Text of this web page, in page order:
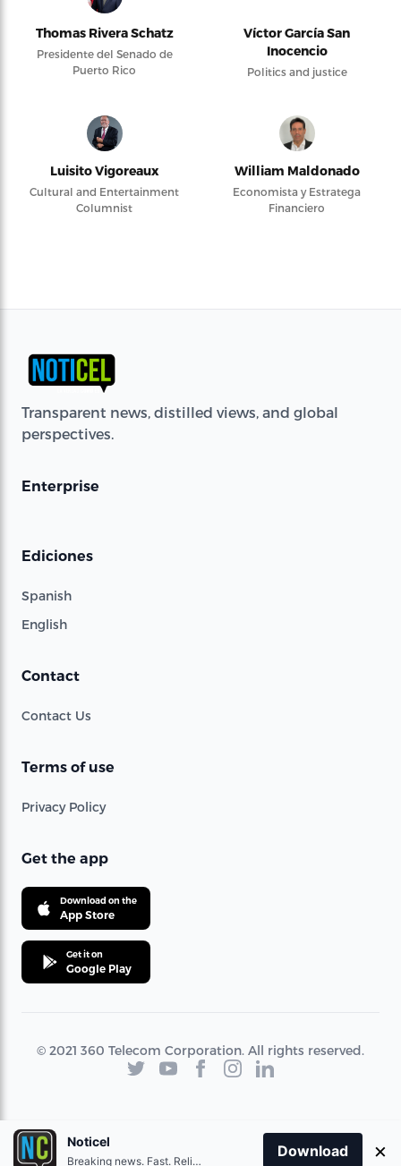
Thomas Rivera Schatz
Presidente del Senado de
Puerto Rico
Víctor García San
Inocencio
Politics and justice
Luisito Vigoreaux
Cultural and Entertainment
Columnist
William Maldonado
Economista y Estratega
Financiero
Transparent news, distilled views, and global
perspectives.
Enterprise
Ediciones
Spanish
English
Contact
Contact Us
Terms of use
Privacy Policy
Get the app
Download on the
App Store
Get it on
Google Play
© 2021 360 Telecom Corporation. All rights reserved.
Noticel
Breaking news. Fast. Reliable.
Download ×